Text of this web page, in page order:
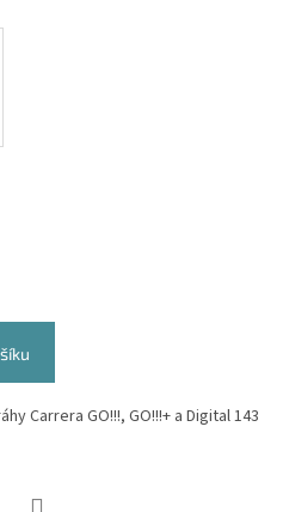
Carrera GO!!!, GO!!!+ a Digital 143